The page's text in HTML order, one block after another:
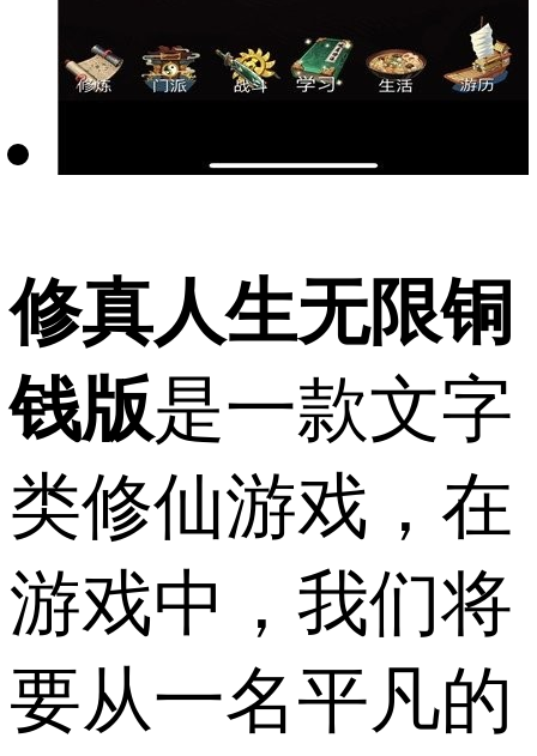
修真人生无限铜
钱版是一款文字
类修仙游戏，在
游戏中，我们将
要从一名平凡的